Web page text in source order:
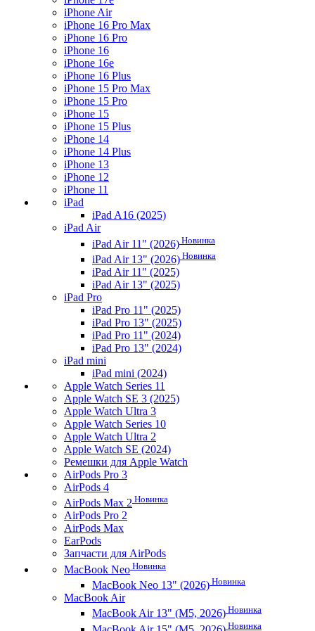
iPhone Air
iPhone 16 Pro Max
iPhone 16 Pro
iPhone 16
iPhone 16e
iPhone 16 Plus
iPhone 15 Pro Max
iPhone 15 Pro
iPhone 15
iPhone 15 Plus
iPhone 14
iPhone 14 Plus
iPhone 13
iPhone 12
iPhone 11
iPad
iPad A16 (2025)
iPad Air
iPad Air 11" (2026) Новинка
iPad Air 13" (2026) Новинка
iPad Air 11" (2025)
iPad Air 13" (2025)
iPad Pro
iPad Pro 11" (2025)
iPad Pro 13" (2025)
iPad Pro 11" (2024)
iPad Pro 13" (2024)
iPad mini
iPad mini (2024)
Apple Watch Series 11
Apple Watch SE 3 (2025)
Apple Watch Ultra 3
Apple Watch Series 10
Apple Watch Ultra 2
Apple Watch SE (2024)
Ремешки для Apple Watch
AirPods Pro 3
AirPods 4
AirPods Max 2 Новинка
AirPods Pro 2
AirPods Max
EarPods
Запчасти для AirPods
MacBook Neo Новинка
MacBook Neo 13" (2026) Новинка
MacBook Air
MacBook Air 13" (M5, 2026) Новинка
Новинка